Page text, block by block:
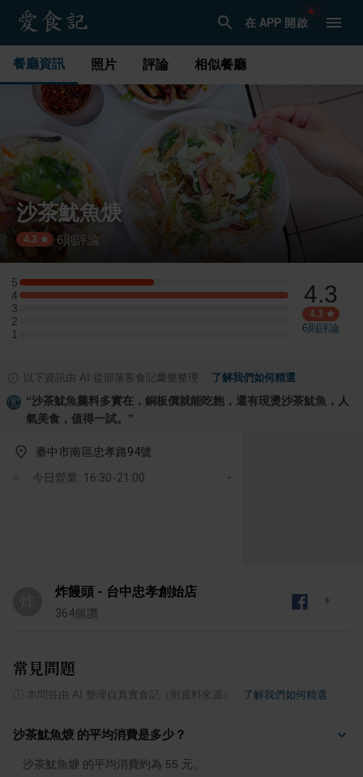
在 APP 開啟
餐廳資訊 照片 評論 相似餐廳
沙茶魷魚焿
4.3 ·6則評論
5
5 星：1 則評論
4
4 星：2 則評論
3
3 星：0 則評論
2
2 星：0 則評論
1
1 星：0 則評論
4.3
4.3
6則評論
以下資訊由 AI 從部落客食記彙整整理 了解我們如何精選
“沙茶魷魚羹料多實在，銅板價就能吃飽，還有現燙沙茶魷魚，人
氣美食，值得一試。 ”
臺中市南區忠孝路94號
今日營業: 16:30-21:00
炸饅頭 - 台中忠孝創始店
364個讚
常見問題
本問答由 AI 整理自真實食記（附資料來源） 了解我們如何精選
沙茶魷魚焿 的平均消費是多少？
沙茶魷魚焿 的平均消費約為 55 元。